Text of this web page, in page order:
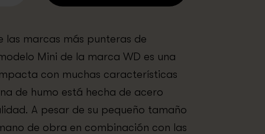
las marcas más punteras de
Mini de la marca WD es una
con muchas características
de humo está hecha de acero
A pesar de su pequeño tamaño
de obra en combinación con las